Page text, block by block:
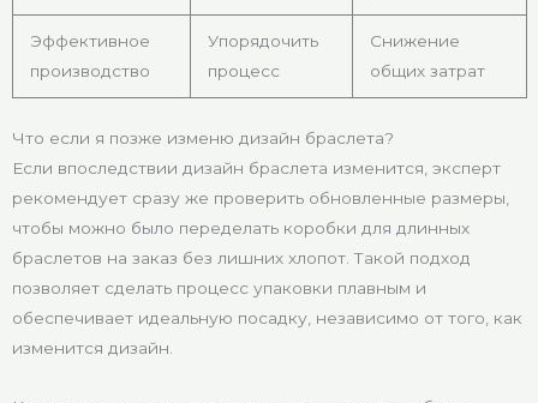
Эффективное
производство
Упорядочить
процесс
Снижение
общих затрат
Что если я позже изменю дизайн браслета?
Если впоследствии дизайн браслета изменится, эксперт
рекомендует сразу же проверить обновленные размеры,
чтобы можно было переделать коробки для длинных
браслетов на заказ без лишних хлопот. Такой подход
позволяет сделать процесс упаковки плавным и
обеспечивает идеальную посадку, независимо от того, как
изменится дизайн.